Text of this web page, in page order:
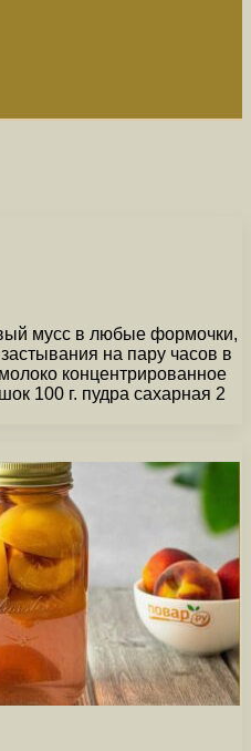
мусс в любые формочки,
на пару часов в
концентрированное
100 г. пудра сахарная 2